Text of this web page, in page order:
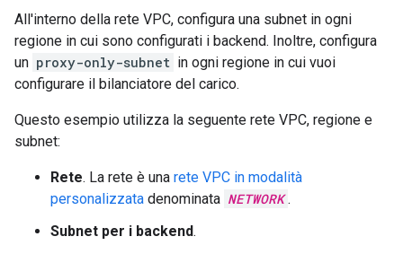
All'interno della rete VPC, configura una subnet in ogni
regione in cui sono configurati i backend. Inoltre, configura
un proxy-only-subnet in ogni regione in cui vuoi
configurare il bilanciatore del carico.
Questo esempio utilizza la seguente rete VPC, regione e
subnet:
Rete. La rete è una rete VPC in modalità
personalizzata denominata NETWORK .
Subnet per i backend.